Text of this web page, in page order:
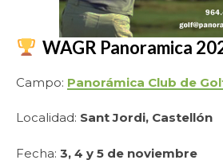
WAGR Panoramica
Campo: Panorámica Club de
Localidad: Sant Jordi, Castellón
Fecha: 3, 4 y 5 de noviembre